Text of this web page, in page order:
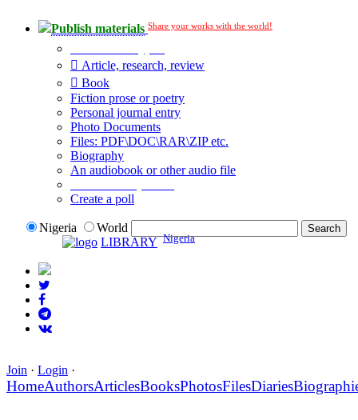
Publish materials Share your works with the world!
Article, research, review
Book
Fiction prose or poetry
Personal journal entry
Photo Documents
Files: PDF\DOC\RAR\ZIP etc.
Biography
An audiobook or other audio file
Create a poll
Nigeria
World
LIBRARY Nigeria
Join · Login ·
HomeAuthorsArticlesBooksPhotosFilesDiaries